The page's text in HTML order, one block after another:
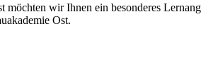
möchten wir Ihnen ein besonderes
Ost.